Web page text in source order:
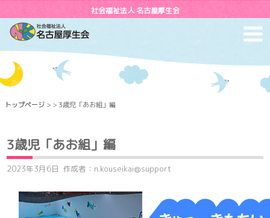
社会福祉法人 名古屋厚生会
トップページ > > 3歳児「あお組」編
3歳児「あお組」編
2023年3月6日 作成者：n.kouseikai@support